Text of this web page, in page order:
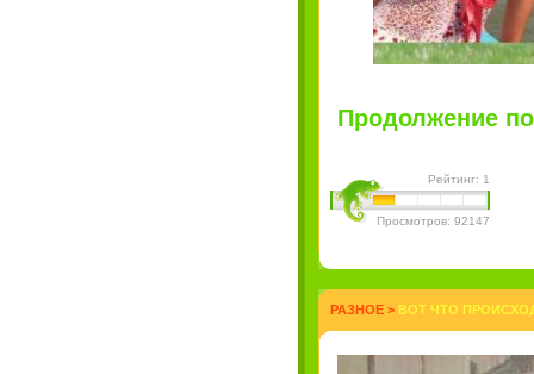
Продолжение
Рейтинг: 1
Просмотров: 92147
РАЗНОЕ > ВОТ ЧТО